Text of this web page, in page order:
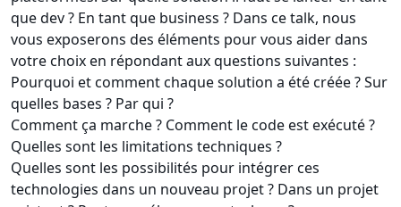
que dev ? En tant que business ? Dans ce talk, nous
vous exposerons des éléments pour vous aider dans
votre choix en répondant aux questions suivantes :
Pourquoi et comment chaque solution a été créée ? Sur
quelles bases ? Par qui ?
Comment ça marche ? Comment le code est exécuté ?
Quelles sont les limitations techniques ?
Quelles sont les possibilités pour intégrer ces
technologies dans un nouveau projet ? Dans un projet